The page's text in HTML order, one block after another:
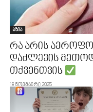
აზია
რა არის
დაძლევის
თქვენთვის
18 ნოემბერი 2025